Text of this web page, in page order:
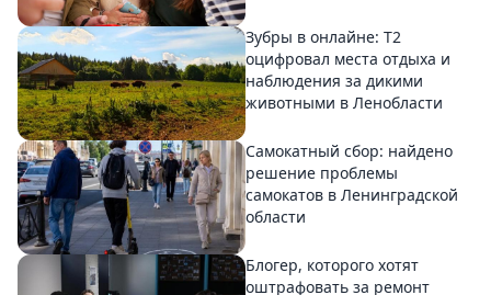
Зубры в онлайне: Т2
оцифровал места отдыха и
наблюдения за дикими
животными в Ленобласти
Самокатный сбор: найдено
решение проблемы
самокатов в Ленинградской
области
Блогер, которого хотят
оштрафовать за ремонт